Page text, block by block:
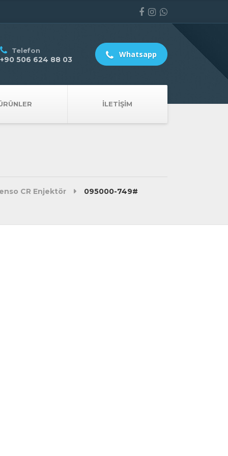
İLETIŞIM
Telefon
+90 506 624 88 03
Whatsapp
CR Enjektör 095000-749#